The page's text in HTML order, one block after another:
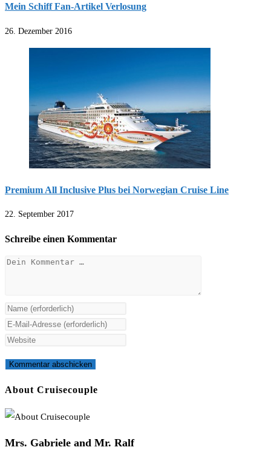
Mein Schiff Fan-Artikel Verlosung
26. Dezember 2016
Premium All Inclusive Plus bei Norwegian Cruise Line
22. September 2017
Schreibe einen Kommentar
Kommentar
Gib
deinen
Namen
Benutzernamen
zum
ein
Gib
deine
Mail-
Adresse
Kommentieren
Gib
Website-
URL
(optional)
About Cruisecouple
Mrs. Gabriele and Mr. Ralf